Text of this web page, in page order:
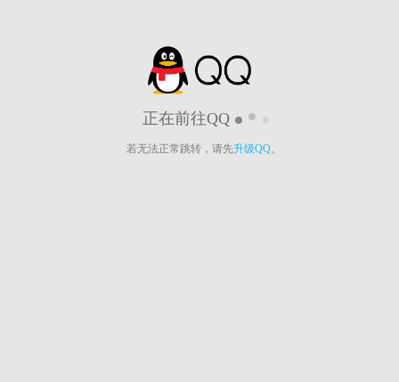
正在前往QQ
若无法正常跳转，请先升级QQ。